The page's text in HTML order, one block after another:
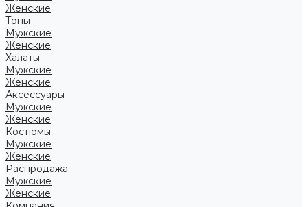
Женские
Топы
Мужские
Женские
Халаты
Мужские
Женские
Аксессуары
Мужские
Женские
Костюмы
Мужские
Женские
Распродажа
Мужские
Женские